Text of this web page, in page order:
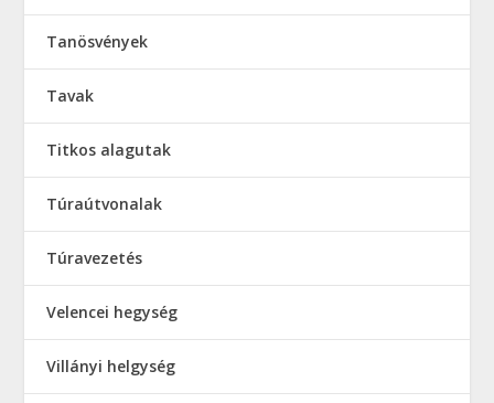
Tanösvények
Tavak
Titkos alagutak
Túraútvonalak
Túravezetés
Velencei hegység
Villányi helgység